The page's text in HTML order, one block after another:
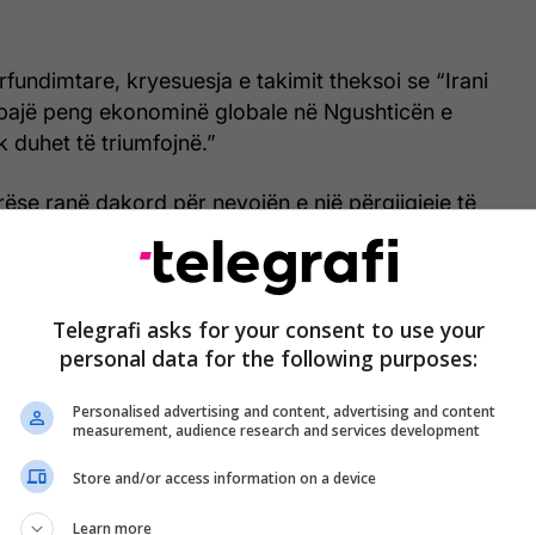
kryesuesja e takimit theksoi se “Irani
peng ekonominë globale në Ngushticën e
duhet të triumfojnë.”
ranë dakord për nevojën e një përgjigjeje të
rihapjen e menjëhershme dhe të
ujore dhe respektimin e parimeve themelore
dhe ligjit të detit.
të mundshme të propozuara janë:
ndërkombëtar, përfshirë edhe përmes
të Bashkuara;
ekonomike dhe politike të koordinuara, përfshirë
Telegrafi asks for your consent to use your
personal data for the following purposes:
Personalised advertising and content, advertising and content
measurement, audience research and services development
Store and/or access information on a device
Learn more